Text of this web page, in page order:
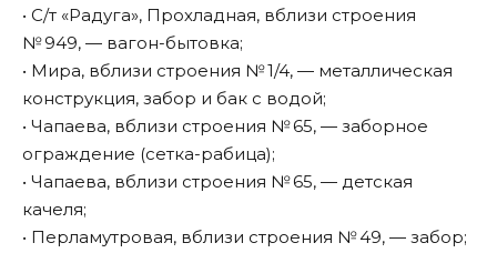
• С/т «Радуга», Прохладная, вблизи строения
№ 949, — вагон-бытовка;
• Мира, вблизи строения № 1/4, — металлическая
конструкция, забор и бак с водой;
• Чапаева, вблизи строения № 65, — заборное
ограждение (сетка-рабица);
• Чапаева, вблизи строения № 65, — детская
качеля;
• Перламутровая, вблизи строения № 49, — забор;